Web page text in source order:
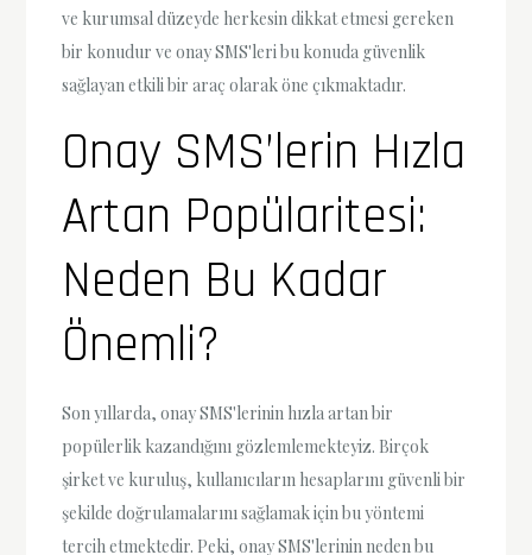
ve kurumsal düzeyde herkesin dikkat etmesi gereken
bir konudur ve onay SMS'leri bu konuda güvenlik
sağlayan etkili bir araç olarak öne çıkmaktadır.
Onay SMS’lerin Hızla
Artan Popülaritesi:
Neden Bu Kadar
Önemli?
Son yıllarda, onay SMS'lerinin hızla artan bir
popülerlik kazandığını gözlemlemekteyiz. Birçok
şirket ve kuruluş, kullanıcıların hesaplarını güvenli bir
şekilde doğrulamalarını sağlamak için bu yöntemi
tercih etmektedir. Peki, onay SMS'lerinin neden bu